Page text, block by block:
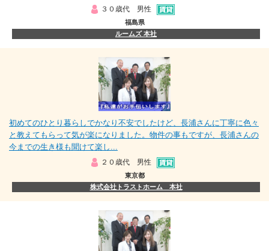
３０歳代 男性
福島県
ルームズ 本社
初めてのひとり暮らしでかなり不安でしたけど、長浦さんに丁寧に色々
と教えてもらって気が楽になりました。物件の事もですが、長浦さんの
今までの生き様も聞けて楽し...
２０歳代 男性
東京都
株式会社トラストホーム 本社